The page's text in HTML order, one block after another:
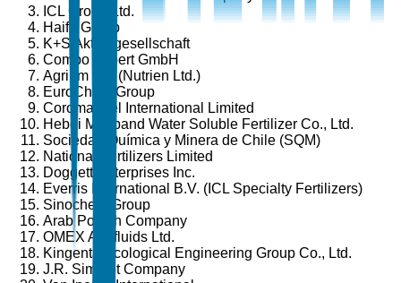
ICL Group Ltd.
Haifa Group
K+S Aktiengesellschaft
Compo Expert GmbH
Agrium Inc. (Nutrien Ltd.)
EuroChem Group
Coromandel International Limited
Hebei Monband Water Soluble Fertilizer Co., Ltd.
Sociedad Química y Minera de Chile (SQM)
National Fertilizers Limited
Doggett Enterprises Inc.
Everris International B.V. (ICL Specialty Fertilizers)
Sinochem Group
Arab Potash Company
OMEX Agrifluids Ltd.
Kingenta Ecological Engineering Group Co., Ltd.
J.R. Simplot Company